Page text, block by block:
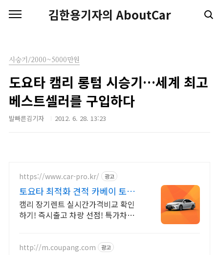
김한용기자의 AboutCar
시승기/2000~5000만원
도요타 캠리 롱텀 시승기…세계 최고
베스트셀러를 구입하다
발빠른김기자 2012. 6. 28. 13:23
https://www.car-pro.kr/ 광고
토요타 최적화 견적 카베이 토요
타 특가차량 무료견적
캠리 장기렌트 실시간가격비교 확인
하기! 즉시출고 차량 선점! 특가차종!
하세요.
http://m.coupang.com 광고